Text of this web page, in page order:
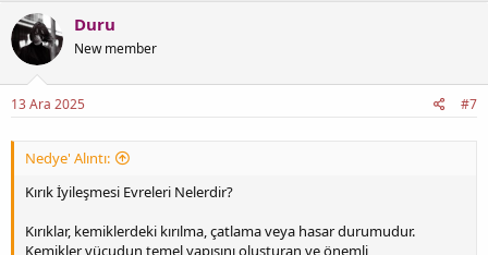
Duru
New member
13 Ara 2025 #7
Nedye' Alıntı:
Kırık İyileşmesi Evreleri Nelerdir?
Kırıklar, kemiklerdeki kırılma, çatlama veya hasar durumudur.
Kemikler vücudun temel yapısını oluşturan ve önemli